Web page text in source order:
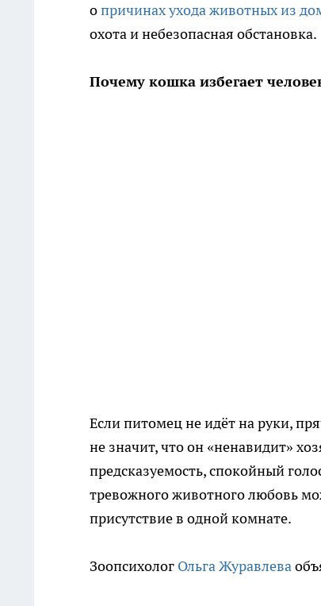
опричинах ухода животных из
охота и небезопасная обстановка.
Почему кошка избегает
Если питомец не идёт на руки,
не значит, что он «ненавидит»
предсказуемость, спокойный
тревожного животного любовь
присутствие в одной комнате.
Зоопсихолог Ольга Журавлева